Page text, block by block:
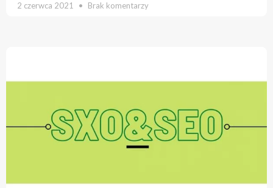
2 czerwca 2021 Brak komentarzy